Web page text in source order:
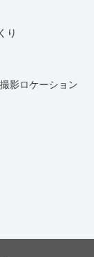
り
撮影ロケーション